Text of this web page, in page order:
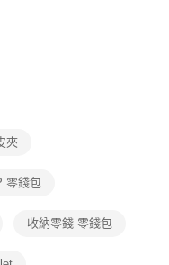
的連結，可透過四大超商／
交易完成。
帳頁面顯示為準，若有關於
，請聯繫「AFTEE先享後付
support/home
先享後付」服務完成之交
夾
零錢包
收納零錢 零錢包